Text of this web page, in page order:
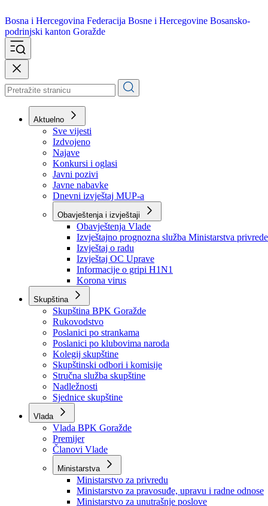
Bosna i Hercegovina
podrinjski kanton Goražde
Aktuelno
Sve vijesti
Izdvojeno
Najave
Konkursi i oglasi
Javni pozivi
Javne nabavke
Dnevni izvještaj MUP-a
Obavještenja i izvještaji
Obavještenja Vlade
Izvještajno prognozna služba Ministarstva privrede
Izvještaj o radu
Izvještaj OC Uprave
Informacije o gripi H1N1
Korona virus
Skupština
Skupština BPK Goražde
Rukovodstvo
Poslanici po strankama
Poslanici po klubovima naroda
Kolegij skupštine
Skupštinski odbori i komisije
Stručna služba skupštine
Nadležnosti
Sjednice skupštine
Vlada
Vlada BPK Goražde
Premijer
Članovi Vlade
Ministarstva